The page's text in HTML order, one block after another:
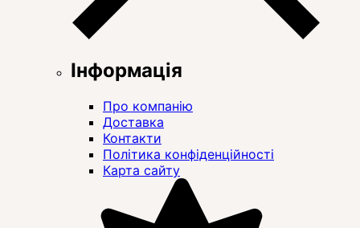
Інформація
Про компанію
Доставка
Контакти
Політика конфіденційності
Карта сайту